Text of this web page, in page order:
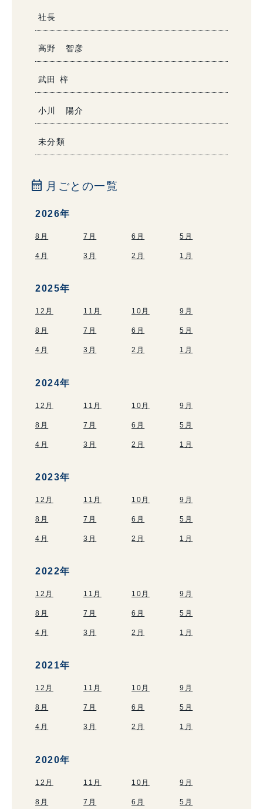
社長
高野 智彦
武田 梓
小川 陽介
未分類
calendar_month 月ごとの一覧
2026年
8月 7月 6月 5月
4月 3月 2月 1月
2025年
12月 11月 10月 9月
8月 7月 6月 5月
4月 3月 2月 1月
2024年
12月 11月 10月 9月
8月 7月 6月 5月
4月 3月 2月 1月
2023年
12月 11月 10月 9月
8月 7月 6月 5月
4月 3月 2月 1月
2022年
12月 11月 10月 9月
8月 7月 6月 5月
4月 3月 2月 1月
2021年
12月 11月 10月 9月
8月 7月 6月 5月
4月 3月 2月 1月
2020年
12月 11月 10月 9月
8月 7月 6月 5月